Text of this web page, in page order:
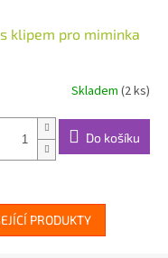
klipem pro miminka
Skladem (2 ks)
Do košíku
PRODUKTY